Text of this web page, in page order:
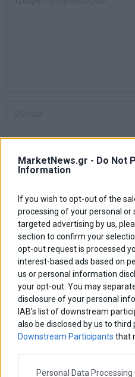
MarketNews.gr - Do Not
Information
If you wish to opt-out of the
processing of your personal
targeted advertising by us,
section to confirm your
opt-out request is processed
interest-based ads based on
us or personal information
your opt-out. You may
disclosure of your personal
IAB’s list of downstream
also be disclosed by us to third
Downstream Participants that
Personal Data Processing
Αποθήκευσε το όνομά μου,
τον πλοηγό για την επόμενη φορά
Πλοήγηση
άρθρων
ΠΡΟΗΓΟΥΜΕΝΟ ΑΡΘΡΟ
Previous
post:
ΕΥΔΑΠ: Αυξημένα τα κέρδη
του εξαμήνου
ΑΡΘΡΟΓΡΑΦΟΙ
Ελευθερία Κούρταλη